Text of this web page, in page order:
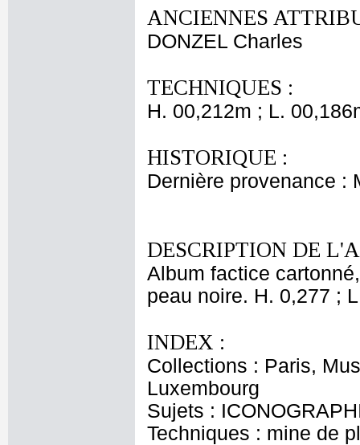
ANCIENNES
DONZEL Charles
TECHNIQUES :
H. 00,212m ; L.
HISTORIQUE :
Dernière provenance :
DESCRIPTION DE
Album factice
peau noire. H. 0,277 ;
INDEX :
Collections : Paris,
Luxembourg
Sujets :
Techniques : mine de